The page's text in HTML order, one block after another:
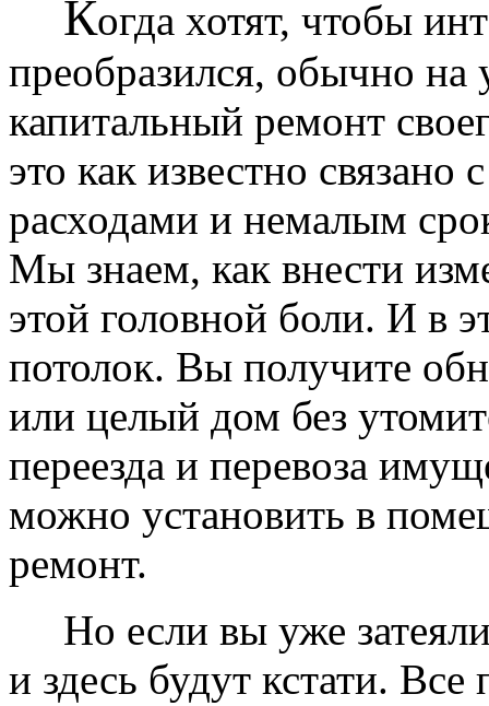
Когда хотят, чтобы
преобразился, обычно на
капитальный ремонт
это как известно
расходами и немалым
Мы знаем, как внести
этой головной боли. И в
потолок. Вы получите
или целый дом без
переезда и перевоза
можно установить в
ремонт.
Но если вы уже
и здесь будут кстати.